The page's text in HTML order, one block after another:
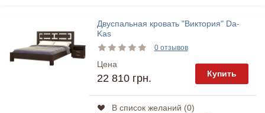
Двуспальная кровать "Виктория" Da-
Kas
0 отзывов
Цена
22 810 грн. Купить
В список желаний (0)